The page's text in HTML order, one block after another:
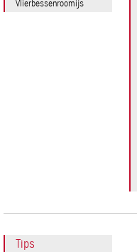
Vlierbessenroomijs
Tips